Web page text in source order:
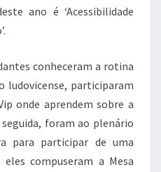
ano é ‘Acessibilidade
conheceram a rotina
ludovicense, participaram
onde aprendem sobre a
foram ao plenário
para participar de uma
compuseram a Mesa